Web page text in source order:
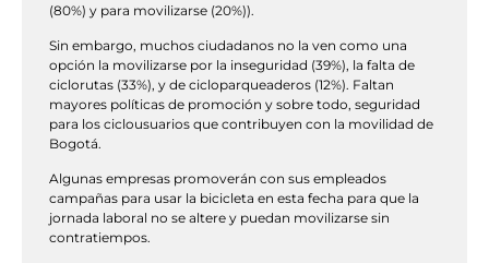
(80%) y para movilizarse (20%)).
Sin embargo, muchos ciudadanos no la ven como una
opción la movilizarse por la inseguridad (39%), la falta de
ciclorutas (33%), y de cicloparqueaderos (12%). Faltan
mayores políticas de promoción y sobre todo, seguridad
para los ciclousuarios que contribuyen con la movilidad de
Bogotá.
Algunas empresas promoverán con sus empleados
campañas para usar la bicicleta en esta fecha para que la
jornada laboral no se altere y puedan movilizarse sin
contratiempos.